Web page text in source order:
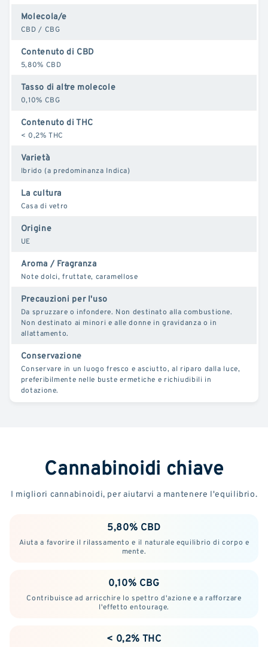
Molecola/e
CBD / CBG
Contenuto di CBD
5,80% CBD
Tasso di altre molecole
0,10% CBG
Contenuto di THC
< 0,2% THC
Varietà
Ibrido (a predominanza Indica)
La cultura
Casa di vetro
Origine
UE
Aroma / Fragranza
Note dolci, fruttate, caramellose
Precauzioni per l'uso
Da spruzzare o infondere. Non destinato alla combustione.
Non destinato ai minori e alle donne in gravidanza o in
allattamento.
Conservazione
Conservare in un luogo fresco e asciutto, al riparo dalla luce,
preferibilmente nelle buste ermetiche e richiudibili in
dotazione.
Cannabinoidi chiave
I migliori cannabinoidi, per aiutarvi a mantenere l'equilibrio.
5,80% CBD
Aiuta a favorire il rilassamento e il naturale equilibrio di corpo e
mente.
0,10% CBG
Contribuisce ad arricchire lo spettro d'azione e a rafforzare
l'effetto entourage.
< 0,2% THC